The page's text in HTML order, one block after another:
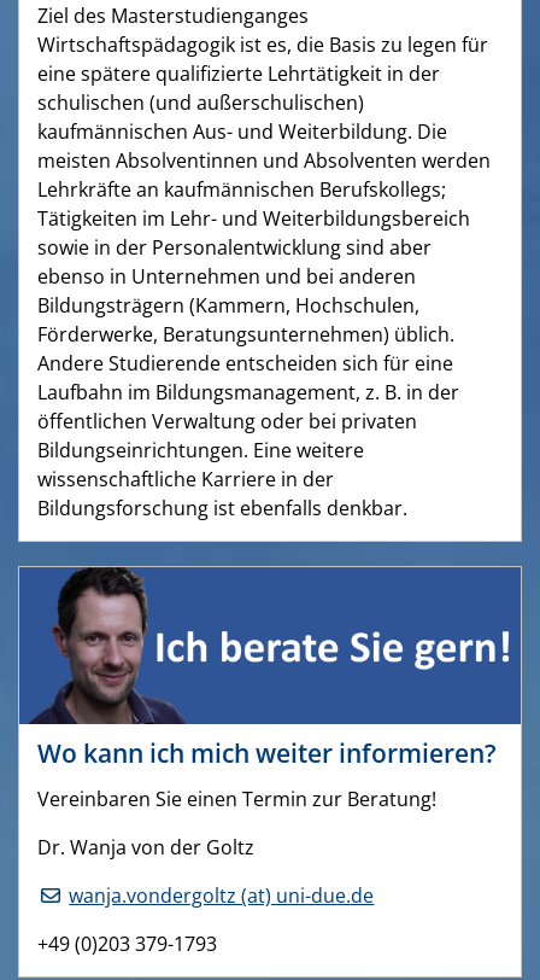
Ziel des Masterstudienganges
Wirtschaftspädagogik ist es, die Basis zu legen für
eine spätere qualifizierte Lehrtätigkeit in der
schulischen (und außerschulischen)
kaufmännischen Aus- und Weiterbildung. Die
meisten Absolventinnen und Absolventen werden
Lehrkräfte an kaufmännischen Berufskollegs;
Tätigkeiten im Lehr- und Weiterbildungsbereich
sowie in der Personalentwicklung sind aber
ebenso in Unternehmen und bei anderen
Bildungsträgern (Kammern, Hochschulen,
Förderwerke, Beratungsunternehmen) üblich.
Andere Studierende entscheiden sich für eine
Laufbahn im Bildungsmanagement, z. B. in der
öffentlichen Verwaltung oder bei privaten
Bildungseinrichtungen. Eine weitere
wissenschaftliche Karriere in der
Bildungsforschung ist ebenfalls denkbar.
Wo kann ich mich weiter informieren?
Vereinbaren Sie einen Termin zur Beratung!
Dr. Wanja von der Goltz
wanja.vondergoltz (at) uni-due.de
+49 (0)203 379-1793